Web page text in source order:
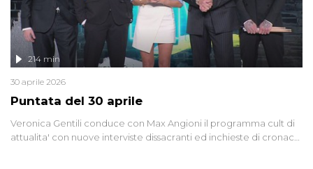
Puntata del 30 aprile
214 min
30 aprile 2026
Veronica Gentili conduce con Max Angioni il programma cult di
attualita' con nuove interviste dissacranti ed inchieste di cronaca